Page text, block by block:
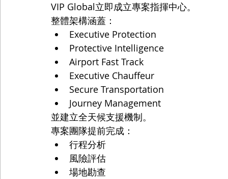
VIP Global立即成立專案指揮中心。
整體架構涵蓋：
Executive Protection
Protective Intelligence
Airport Fast Track
Executive Chauffeur
Secure Transportation
Journey Management
並建立全天候支援機制。
專案團隊提前完成：
行程分析
風險評估
場地勘查